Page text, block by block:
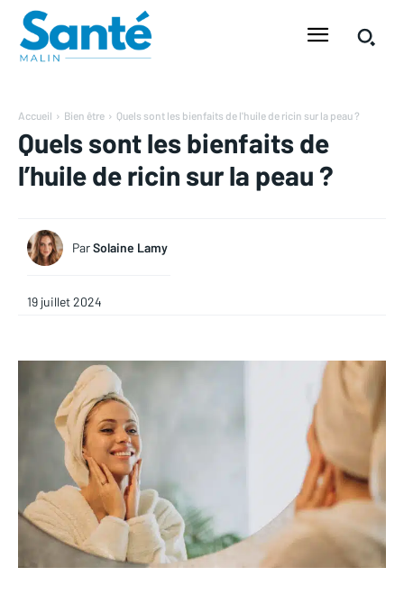
Accueil Bien être Quels sont les bienfaits de l'huile de ricin sur la peau ?
Quels sont les bienfaits de
l’huile de ricin sur la peau ?
ParSolaine Lamy
19 juillet 2024